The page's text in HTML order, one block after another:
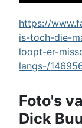
https://
is-toch-die-
loopt-er-
langs-/
Foto's
Dick